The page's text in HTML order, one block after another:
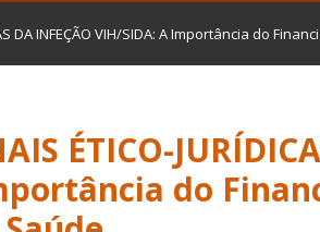
DA INFEÇÃO VIH/SIDA: A Importância do
ÉTICO-
do